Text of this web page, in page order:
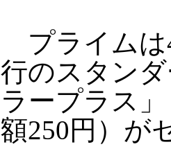
プライムは
行のスタン
ラープラス
額250円）が